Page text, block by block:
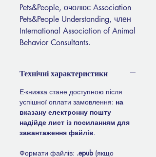
Pets&People, очолює Association
Pets&People Understanding, член
International Association of Animal
Behavior Consultants.
Технічні характеристики
Е-книжка стане доступною після
успішної оплати замовлення: на
вказану електронну пошту
надійде лист із посиланням для
завантаження файлів.
Формати файлів: .epub (якщо